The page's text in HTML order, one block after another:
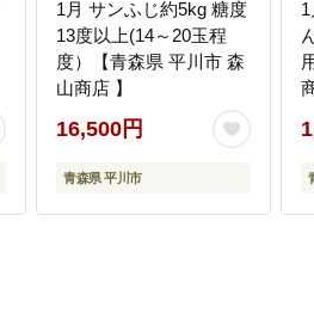
1月 サンふじ約5kg 糖度
13度以上(14～20玉程
度）【青森県 平川市 森
山商店 】
16,500円
青森県 平川市